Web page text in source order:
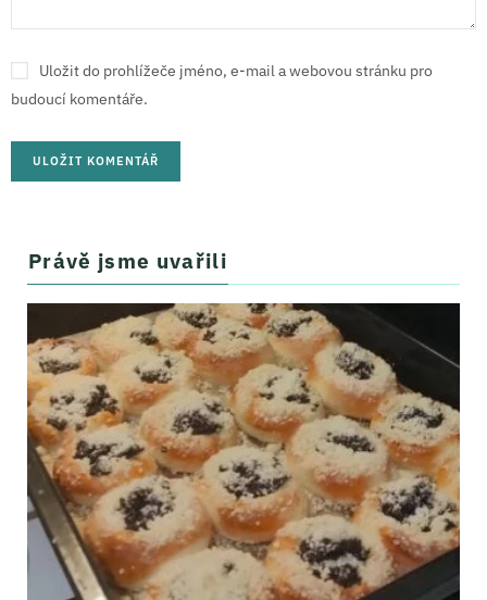
Uložit do prohlížeče jméno, e-mail a webovou stránku pro
budoucí komentáře.
Právě jsme uvařili